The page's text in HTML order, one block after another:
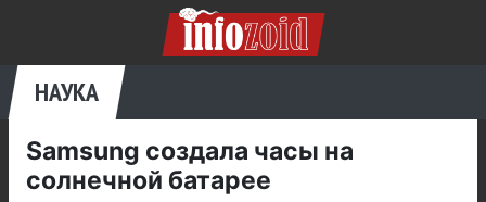
НАУКА
Samsung создала часы на
солнечной батарее